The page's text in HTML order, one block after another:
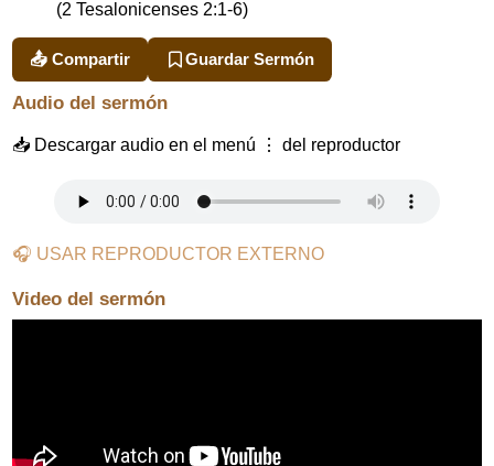
(2 Tesalonicenses 2:1-6)
📤 Compartir Guardar Sermón
Audio del sermón
📥 Descargar audio en el menú ⋮ del reproductor
🎧 USAR REPRODUCTOR EXTERNO
Video del sermón